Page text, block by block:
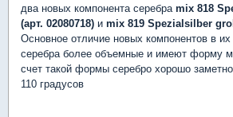
два новых компонента серебра mix 818
(арт. 02080718) и mix 819 Spezialsilber
Основное отличие новых компонентов в
серебра более объемные и имеют форму
счет такой формы серебро хорошо
110 градусов